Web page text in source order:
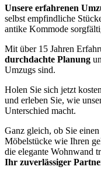
Unsere erfahrenen
selbst empfindliche
antike Kommode
Mit über 15 Jahren
durchdachte Planung
Umzugs sind.
Holen Sie sich jetzt
und erleben Sie, wie
Unterschied macht.
Ganz gleich, ob Sie
Möbelstücke wie Ihren
die elegante Wohnwand
Ihr zuverlässiger